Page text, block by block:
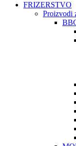
FRIZERSTVO
Proizvodi